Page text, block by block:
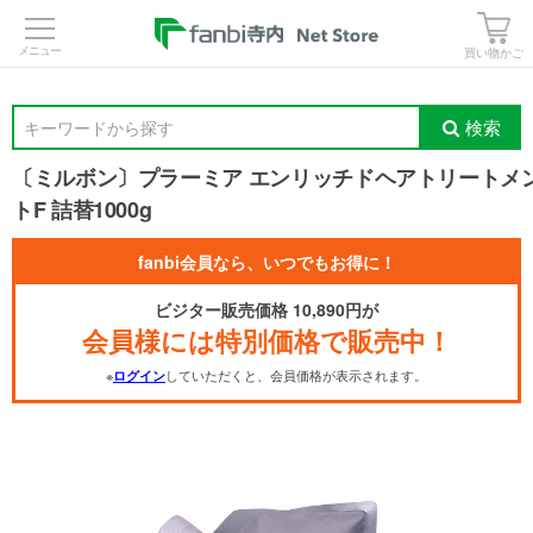
買い物かご
キーワードから探す 検索
〔ミルボン〕プラーミア エンリッチドヘアトリートメ
トF 詰替1000g
fanbi会員なら、いつでもお得に！
ビジター販売価格 10,890円が
会員様には特別価格で販売中！
※ログインしていただくと、会員価格が表示されます。